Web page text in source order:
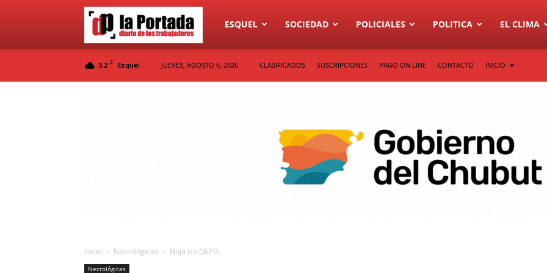
Diario
La
ESQUEL SOCIEDAD POLICIALES POLITICA EL CLIMA
3.2 C Esquel JUEVES, AGOSTO 6, 2026 CLASIFICADOS SUSCRIPCIONES PAGO ON LINE CONTACTO INICIO
Inicio Necrológicas Noja Iza QEPD
Necrológicas